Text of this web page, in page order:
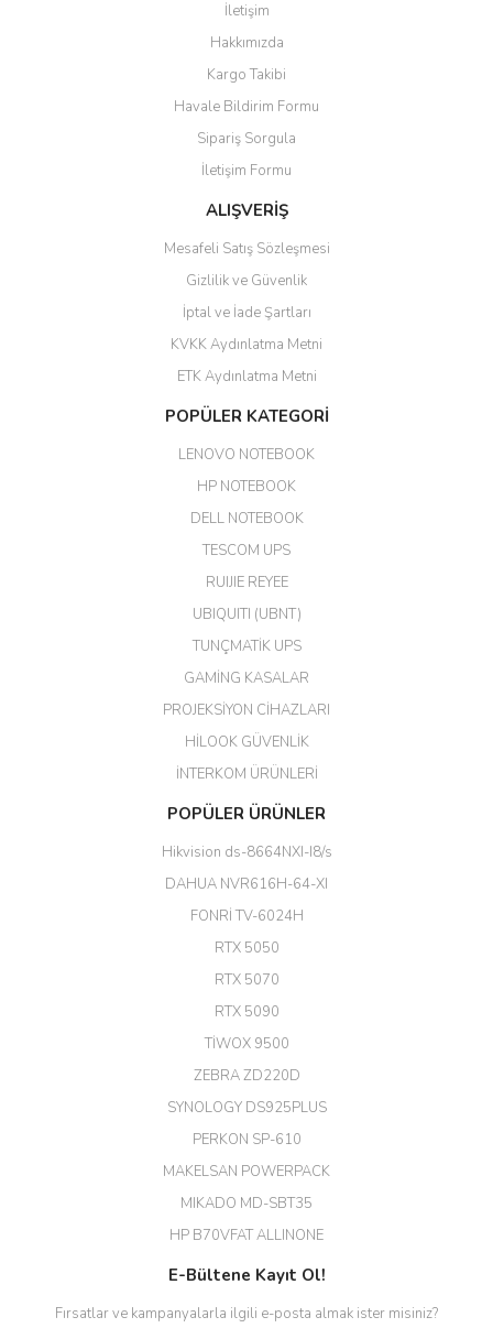
güzel paketlenmiş ama yanında
ile 24 izlenmektedir diye küçük
bir tabela olsa daha hoş
hızlı güvenli bir alışveriş oldu
Yalçın Kaya | 20/06/2026
ahmet yiğit | 29/04/2026
Aldığım ürün kapalı kutu teslim
edildi. Teşekkür ederim.
GÜRKAN KETHÜDAOĞLU |
Her şey için teşekkür ederim çok
Erdal Cingöz | 07/02/2026
Başarılı. Bu vasıfta bir ürünü bu
kadar uygun fiyata bulabilmek
büyük şans. Güvenliticaret
(HIKVISION DS-3E0326P-E/M(B)
EROL ÇAKMAK | 26/12/2025
Diğer yorumları göster
İletişim
Hakkımızda
Kargo Takibi
Havale Bildirim Formu
Sipariş Sorgula
İletişim Formu
ALIŞVERİŞ
Mesafeli Satış Sözleşmesi
Gizlilik ve Güvenlik
İptal ve İade Şartları
KVKK Aydınlatma Metni
ETK Aydınlatma Metni
POPÜLER KATEGORİ
LENOVO NOTEBOOK
HP NOTEBOOK
DELL NOTEBOOK
TESCOM UPS
RUIJIE REYEE
UBIQUITI (UBNT)
TUNÇMATİK UPS
GAMİNG KASALAR
PROJEKSİYON CİHAZLARI
HİLOOK GÜVENLİK
İNTERKOM ÜRÜNLERİ
POPÜLER ÜRÜNLER
Hikvision ds-8664NXI-I8/s
DAHUA NVR616H-64-XI
FONRİ TV-6024H
RTX 5050
RTX 5070
RTX 5090
TİWOX 9500
ZEBRA ZD220D
SYNOLOGY DS925PLUS
PERKON SP-610
MAKELSAN POWERPACK
MIKADO MD-SBT35
HP B70VFAT ALLINONE
E-Bültene Kayıt Ol!
Fırsatlar ve kampanyalarla ilgili e-posta almak ister misiniz?